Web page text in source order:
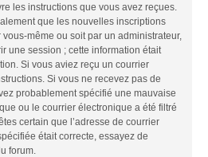
les instructions que vous avez reçues.
que les nouvelles inscriptions
même ou soit par un administrateur,
une session ; cette information était
Si vous aviez reçu un courrier
Si vous ne recevez pas de
probablement spécifié une mauvaise
ou le courrier électronique a été filtré
certain que l’adresse de courrier
était correcte, essayez de
forum.